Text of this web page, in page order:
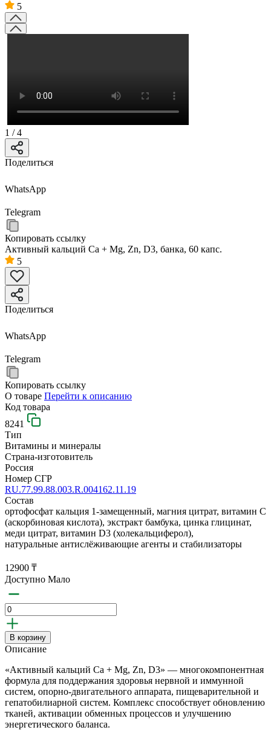
5
1 / 4
Поделиться
WhatsApp
Telegram
Копировать ссылку
Активный кальций Ca + Mg, Zn, D3, банка, 60 капс.
5
Поделиться
WhatsApp
Telegram
Копировать ссылку
О товаре Перейти к описанию
Код товара
8241
Тип
Витамины и минералы
Страна-изготовитель
Россия
Номер СГР
RU.77.99.88.003.R.004162.11.19
Состав
ортофосфат кальция 1-замещенный, магния цитрат, витамин С
(аскорбиновая кислота), экстракт бамбука, цинка глицинат,
меди цитрат, витамин D3 (холекальциферол),
натуральные антислёживающие агенты и стабилизаторы
12900 ₸
Доступно Мало
В корзину
Описание
«Активный кальций Ca + Mg, Zn, D3» — многокомпонентная
формула для поддержания здоровья нервной и иммунной
систем, опорно-двигательного аппарата, пищеварительной и
гепатобилиарной систем. Комплекс способствует обновлению
тканей, активации обменных процессов и улучшению
энергетического баланса.